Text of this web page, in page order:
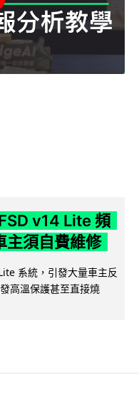
v14 Lite 頻
主須自費維修
系統，引發大量車主反
高溫保護甚至直接燒